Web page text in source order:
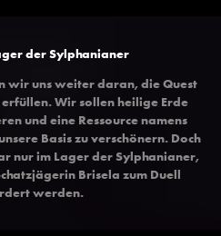
der Sylphanianer
wir uns weiter daran, die Quest
Wir sollen heilige Erde
und eine Ressource namens
Basis zu verschönern. Doch
nur im Lager der Sylphanianer,
Brisela zum Duell
werden.